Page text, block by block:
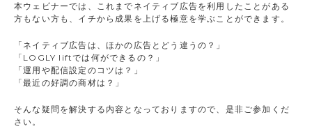
採用情報
お問い合わせ
本ウェビナーでは、これまでネイティブ広告を利用したことがある
方もない方も、イチから成果を上げる極意を学ぶことができます。
「ネイティブ広告は、ほかの広告とどう違うの？」
「LOGLY liftでは何ができるの？」
「運用や配信設定のコツは？」
「最近の好調の商材は？」
そんな疑問を解決する内容となっておりますので、是非ご参加くだ
さい。